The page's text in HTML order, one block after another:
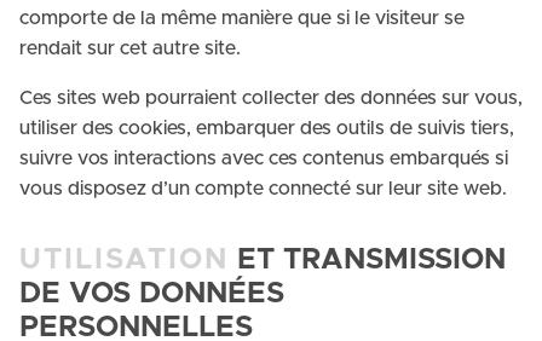
comporte de la même manière que si le visiteur se
rendait sur cet autre site.
Ces sites web pourraient collecter des données sur vous,
utiliser des cookies, embarquer des outils de suivis tiers,
suivre vos interactions avec ces contenus embarqués si
vous disposez d’un compte connecté sur leur site web.
UTILISATION
ET TRANSMISSION
DE VOS DONNÉES
PERSONNELLES